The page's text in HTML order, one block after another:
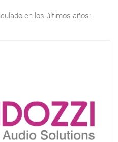
en los últimos años: